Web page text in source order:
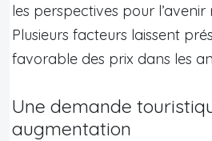
les perspectives pour l’avenir
Plusieurs facteurs laissent
favorable des prix dans les
Une demande
augmentation